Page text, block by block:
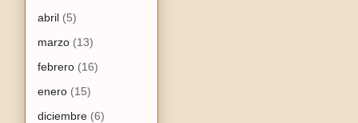
abril (5)
marzo (13)
febrero (16)
enero (15)
diciembre (6)